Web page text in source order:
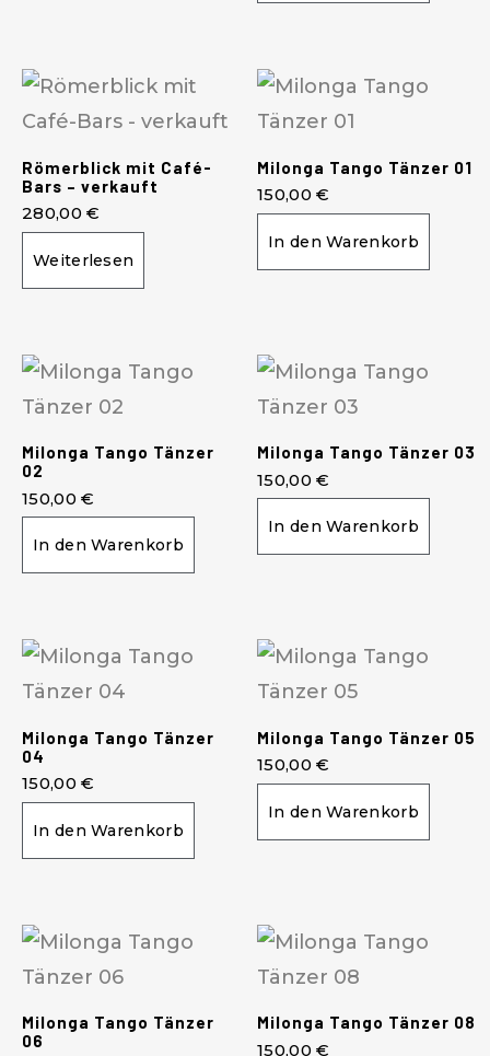
Römerblick mit Café-
Bars – verkauft
280,00€
Weiterlesen
Milonga Tango Tänzer 01
150,00€
In den Warenkorb
Milonga Tango Tänzer
02
150,00€
In den Warenkorb
Milonga Tango Tänzer 03
150,00€
In den Warenkorb
Milonga Tango Tänzer
04
150,00€
In den Warenkorb
Milonga Tango Tänzer 05
150,00€
In den Warenkorb
Milonga Tango Tänzer
06
Milonga Tango Tänzer 08
150,00€